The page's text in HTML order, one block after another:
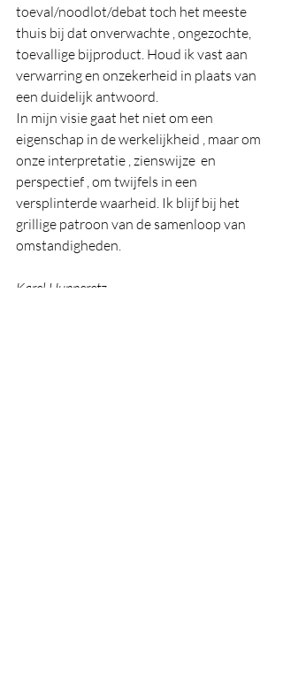
toeval/noodlot/debat toch het meeste
thuis bij dat onverwachte , ongezochte,
toevallige bijproduct. Houd ik vast aan
verwarring en onzekerheid in plaats van
een duidelijk antwoord.
In mijn visie gaat het niet om een
eigenschap in de werkelijkheid , maar om
onze interpretatie , zienswijze  en
perspectief , om twijfels in een
versplinterde waarheid. Ik blijf bij het
grillige patroon van de samenloop van
omstandigheden.
Karel Hupperetz